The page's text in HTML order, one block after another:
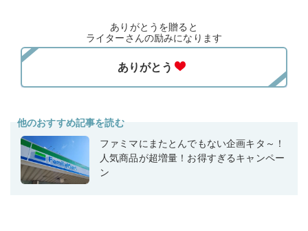
ありがとうを贈ると
ライターさんの励みになります
他のおすすめ記事を読む
ファミマにまたとんでもない企画キタ～！
人気商品が超増量！お得すぎるキャンペー
ン